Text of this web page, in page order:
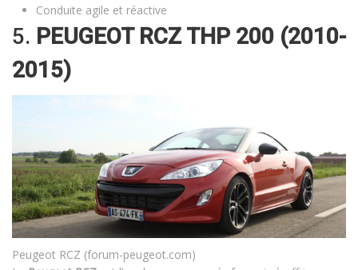
Conduite agile et réactive
5. PEUGEOT RCZ THP 200 (2010-
2015)
Peugeot RCZ (forum-peugeot.com)